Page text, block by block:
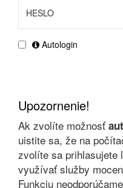
Autologin
Upozornenie!
Ak zvolíte možnosť
uistite sa, že na
zvolíte sa prihlasujete
využívať služby
Funkciu